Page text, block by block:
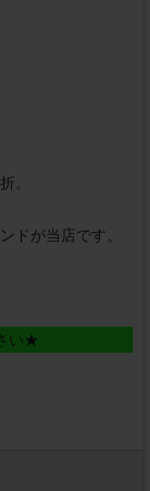
。
ドが当店です。